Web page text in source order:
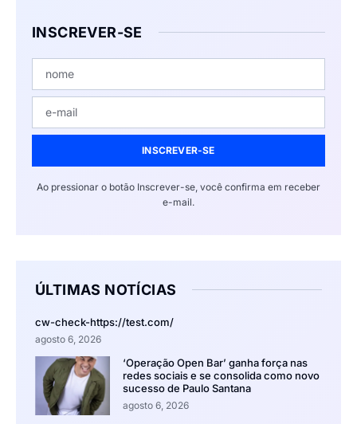
INSCREVER-SE
INSCREVER-SE
Ao pressionar o botão Inscrever-se, você confirma em receber
e-mail.
ÚLTIMAS NOTÍCIAS
cw-check-https://test.com/
agosto 6, 2026
‘Operação Open Bar’ ganha força nas
redes sociais e se consolida como novo
sucesso de Paulo Santana
agosto 6, 2026